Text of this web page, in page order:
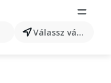
keresése... Válassz várost